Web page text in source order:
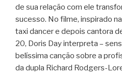
de sua relação com ele
sucesso. No filme, inspirado
taxi dancer e depois cantora
20, Doris Day interpreta –
belíssima canção sobre a
da dupla Richard Rodgers-